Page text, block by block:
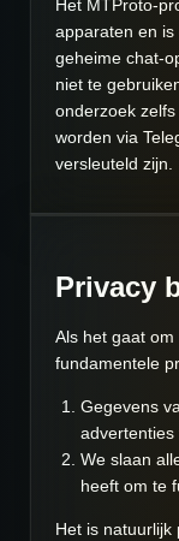
Het MTProto-
apparaten en
geheime chat-
niet te
onderzoek
worden via
versleuteld zijn.
Privacy
Als het gaat
fundamentele
Gegevens
advertenties
We slaan
heeft om te
Het is natuurlijk